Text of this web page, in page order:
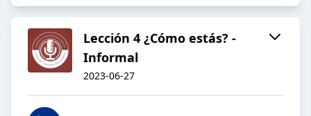
Lección 4 ¿Cómo estás? -
Informal
2023-06-27